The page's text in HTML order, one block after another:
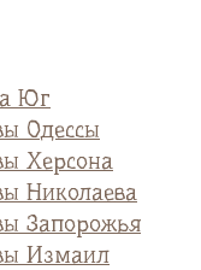
Юг
Одессы
Херсона
Николаева
Запорожья
Измаил